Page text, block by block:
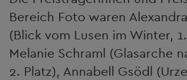
Bereich Foto waren
(Blick vom Lusen im Winter,
Melanie Schraml (Glasarche
2. Platz), Annabell Gsödl